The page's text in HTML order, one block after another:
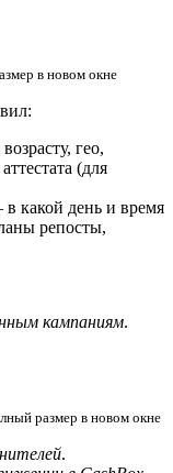
в новом окне
гео,
(для
в какой день и время
репосты,
кампаниям.
размер в новом окне
.